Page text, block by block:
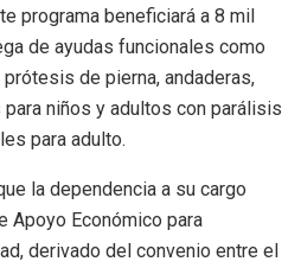
programa beneficiará a 8 mil
de ayudas funcionales como
de pierna, andaderas,
niños y adultos con parálisis
para adulto.
la dependencia a su cargo
Apoyo Económico para
derivado del convenio entre el